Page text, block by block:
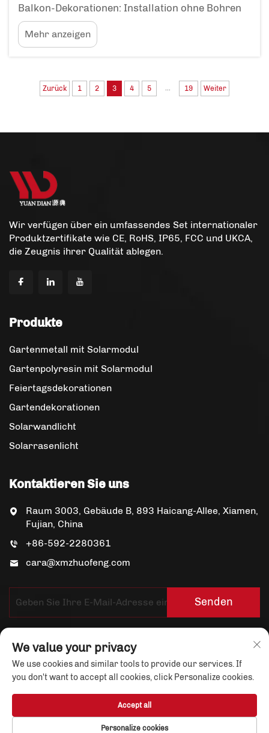
Balkon-Dekorationen: Installation ohne Bohren
und ohne Genehmigung – wie solarbetriebene
hängende Dekorationen die Einschränkungen
durch Vermieter umgehen. Balkon-Dekorationen,
beseitigen jene lästigen Installationshürden, die
in Wohnungen …
Mehr anzeigen
Zurück 1 2 3 4 5 19 Weiter
Wir verfügen über ein umfassendes Set internationaler
Produktzertifikate wie CE, RoHS, IP65, FCC und UKCA,
die Zeugnis ihrer Qualität ablegen.
Produkte
Gartenmetall mit Solarmodul
Gartenpolyresin mit Solarmodul
Feiertagsdekorationen
Gartendekorationen
Solarwandlicht
Solarrasenlicht
Kontaktieren Sie uns
Raum 3003, Gebäude B, 893 Haicang-Allee, Xiamen,
Fujian, China
+86-592-2280361
cara@xmzhuofeng.com
Senden
Copyright © Xiamen Yuandian Trade Co., Ltd. Alle
Datenschutzrichtlinie
We value your privacy
We use cookies and similar tools to provide our services. If
you don't want to accept all cookies, click Personalize cookies.
Personalize cookies
Accept all